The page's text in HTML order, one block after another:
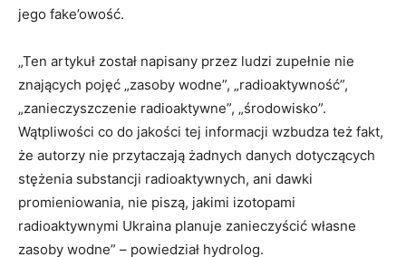
jego fake’owość.
„Ten artykuł został napisany przez ludzi zupełnie nie
znających pojęć „zasoby wodne”, „radioaktywność”,
„zanieczyszczenie radioaktywne”, „środowisko”.
Wątpliwości co do jakości tej informacji wzbudza też fakt,
że autorzy nie przytaczają żadnych danych dotyczących
stężenia substancji radioaktywnych, ani dawki
promieniowania, nie piszą, jakimi izotopami
radioaktywnymi Ukraina planuje zanieczyścić własne
zasoby wodne” – powiedział hydrolog.